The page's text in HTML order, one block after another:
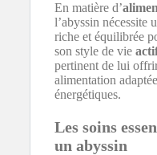
En matière d’
l’abyssin nécessite
riche et équilibrée
son style de vie
pertinent de lui
alimentation
énergétiques.
Les soins
un abyssin